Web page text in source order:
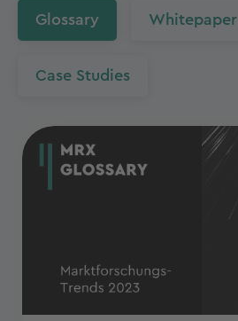
Glossary Whitepaper
Case Studies